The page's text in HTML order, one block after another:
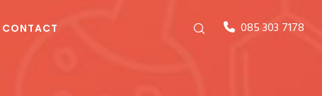
085 303 7178
CONTACT